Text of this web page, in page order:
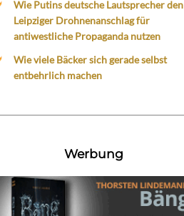
Wie Putins deutsche Lautsprecher den
Leipziger Drohnenanschlag für
antiwestliche Propaganda nutzen
Wie viele Bäcker sich gerade selbst
entbehrlich machen
Werbung